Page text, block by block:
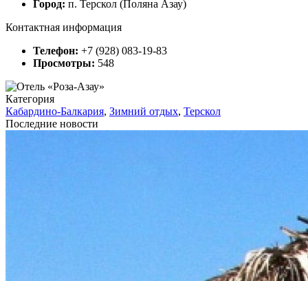
Город: п. Терскол (Поляна Азау)
Контактная информация
Телефон: +7 (928) 083-19-83
Просмотры: 548
Категория
Кабардино-Балкария, Зимний отдых, Терскол
Последние новости